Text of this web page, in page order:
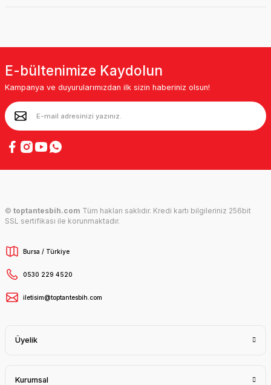
E-bültenimize Kaydolun
Kampanya ve duyurularımızdan ilk sizin haberiniz olsun!
© toptantesbih.com Tüm hakları saklıdır. Kredi kartı bilgileriniz 256bit
SSL sertifikası ile korunmaktadır.
Bursa / Türkiye
0530 229 4520
iletisim@toptantesbih.com
Üyelik
Kurumsal